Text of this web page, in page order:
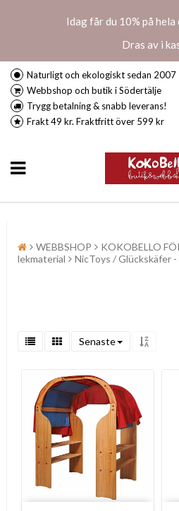
Idag får du 10% på
Dras av i
Naturligt och ekologiskt sedan 2007
Webbshop och butik i Södertälje
Trygg betalning & snabb leverans!
Frakt 49 kr. Fraktfritt över 599 kr
WEBBSHOP KOKOBELLO
lekmaterial
NicToys / Glückskäfer
Senaste